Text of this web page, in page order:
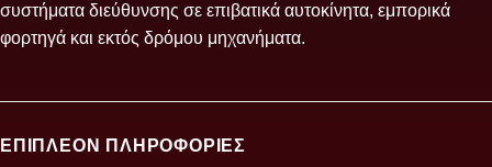
συστήματα διεύθυνσης σε επιβατικά αυτοκίνητα, εμπορικά
φορτηγά και εκτός δρόμου μηχανήματα.
ΕΠΙΠΛΈΟΝ ΠΛΗΡΟΦΟΡΊΕΣ